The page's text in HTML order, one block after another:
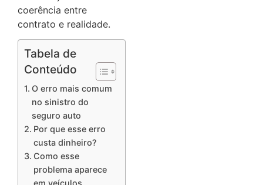
coerência entre
contrato e realidade.
Tabela de
Conteúdo
O erro mais comum
no sinistro do
seguro auto
Por que esse erro
custa dinheiro?
Como esse
problema aparece